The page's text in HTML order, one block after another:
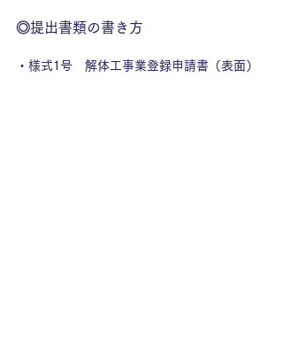
◎提出書類の書き方
・様式1号　解体工事業登録申請書（表面）